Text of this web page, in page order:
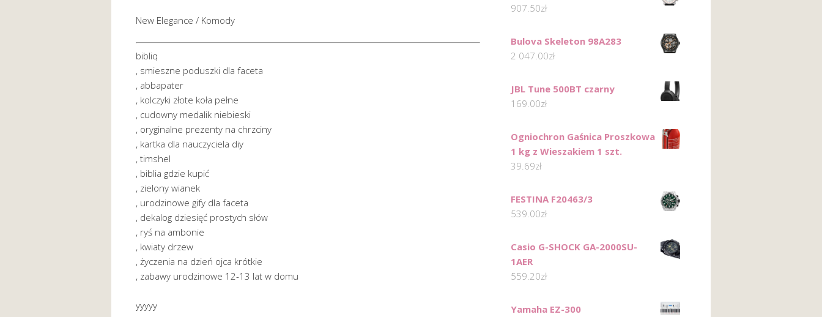
New Elegance / Komody
bibliq
, smieszne poduszki dla faceta
, abbapater
, kolczyki złote koła pełne
, cudowny medalik niebieski
, oryginalne prezenty na chrzciny
, kartka dla nauczyciela diy
, timshel
, biblia gdzie kupić
, zielony wianek
, urodzinowe gify dla faceta
, dekalog dziesięć prostych słów
, ryś na ambonie
, kwiaty drzew
, życzenia na dzień ojca krótkie
, zabawy urodzinowe 12-13 lat w domu
yyyyy
907.50zł
Bulova Skeleton 98A283
2 047.00zł
JBL Tune 500BT czarny
169.00zł
Ogniochron Gaśnica Proszkowa
1 kg z Wieszakiem 1 szt.
39.69zł
FESTINA F20463/3
539.00zł
Casio G-SHOCK GA-2000SU-
1AER
559.20zł
Yamaha EZ-300